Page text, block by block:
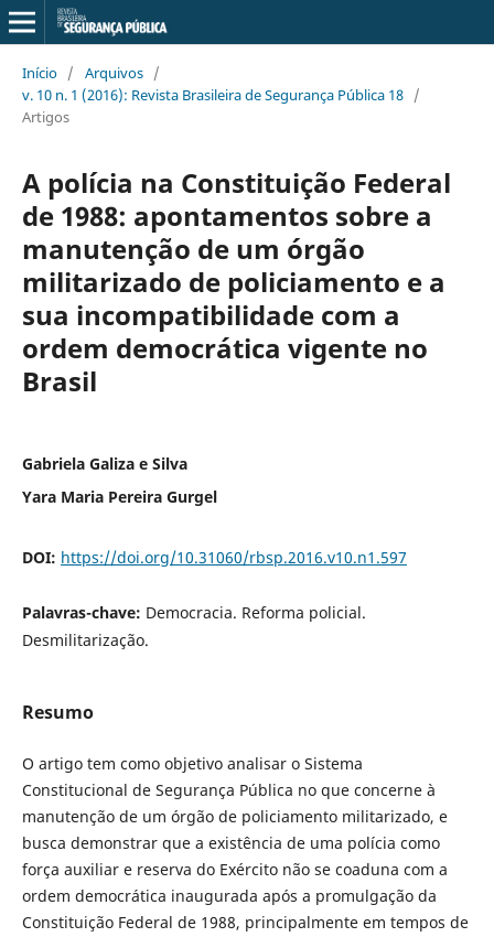
Início / Arquivos /
v. 10 n. 1 (2016): Revista Brasileira de Segurança Pública 18 /
Artigos
A polícia na Constituição Federal
de 1988: apontamentos sobre a
manutenção de um órgão
militarizado de policiamento e a
sua incompatibilidade com a
ordem democrática vigente no
Brasil
Gabriela Galiza e Silva
Yara Maria Pereira Gurgel
DOI: https://doi.org/10.31060/rbsp.2016.v10.n1.597
Palavras-chave: Democracia. Reforma policial.
Desmilitarização.
Resumo
O artigo tem como objetivo analisar o Sistema
Constitucional de Segurança Pública no que concerne à
manutenção de um órgão de policiamento militarizado, e
busca demonstrar que a existência de uma polícia como
força auxiliar e reserva do Exército não se coaduna com a
ordem democrática inaugurada após a promulgação da
Constituição Federal de 1988, principalmente em tempos de